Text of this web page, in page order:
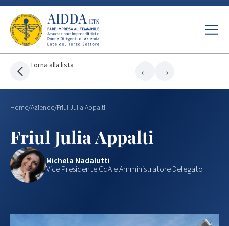
Torna alla lista ← →
Home/Aziende/Friul Julia Appalti
Friul Julia Appalti
Michela Nadalutti
Vice Presidente CdA e Amministratore Delegato